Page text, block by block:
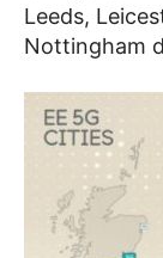
Leeds,
Nottingham